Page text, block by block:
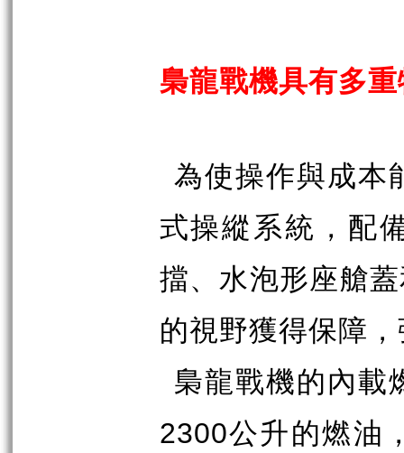
梟龍戰機具有多
為使操作與成本
式操縱系統，配
擋、水泡形座艙
的視野獲得保障
梟龍戰機的內載
2300公升的燃油